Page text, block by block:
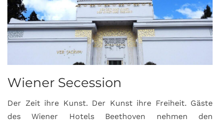
Wiener Secession
Der Zeit ihre Kunst. Der Kunst ihre Freiheit. Gäste
des Wiener Hotels Beethoven nehmen den